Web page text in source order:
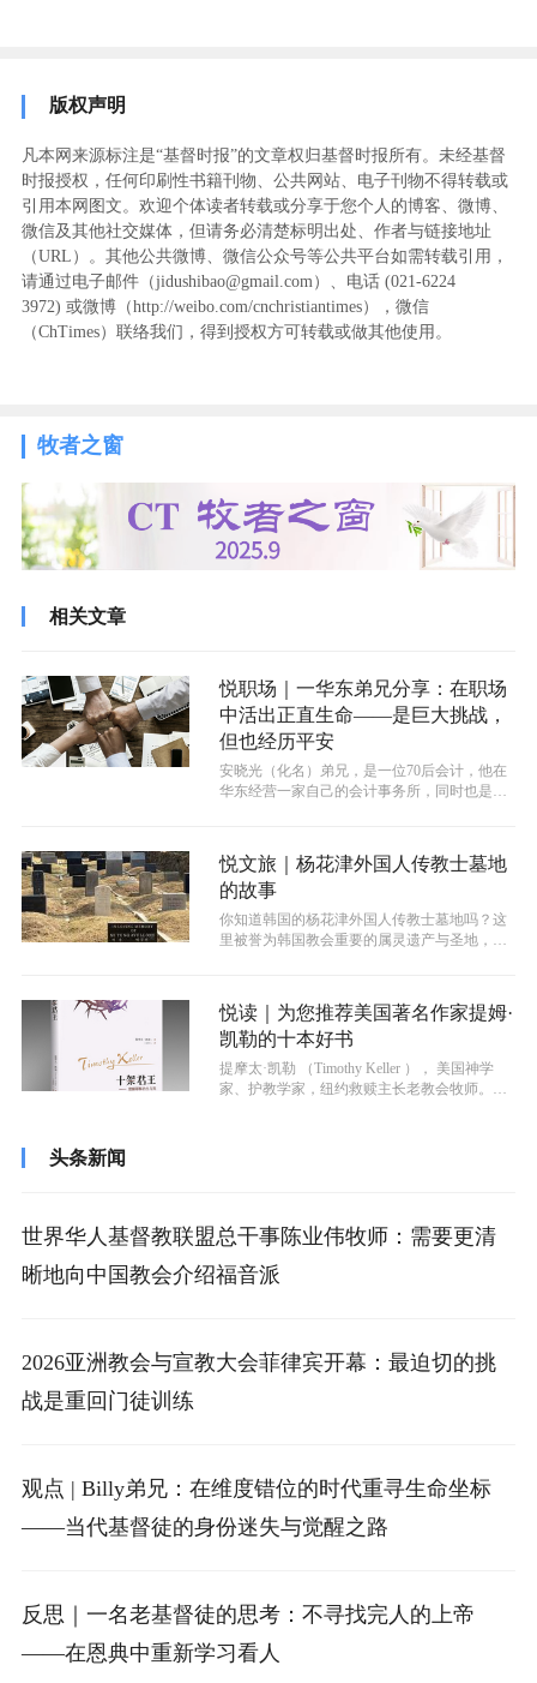
版权声明
凡本网来源标注是“基督时报”的文章权归基督时报所有。未经基督
时报授权，任何印刷性书籍刊物、公共网站、电子刊物不得转载或
引用本网图文。欢迎个体读者转载或分享于您个人的博客、微博、
微信及其他社交媒体，但请务必清楚标明出处、作者与链接地址
（URL）。其他公共微博、微信公众号等公共平台如需转载引用，
请通过电子邮件（jidushibao@gmail.com）、电话 (021-6224
3972) ‬或微博（http://weibo.com/cnchristiantimes），微信
（ChTimes）联络我们，得到授权方可转载或做其他使用。
牧者之窗
相关文章
悦职场｜一华东弟兄分享：在职场
中活出正直生命——是巨大挑战，
但也经历平安
安晓光（化名）弟兄，是一位70后会计，他在
华东经营一家自己的会计事务所，同时也是一
悦文旅｜杨花津外国人传教士墓地
的故事
你知道韩国的杨花津外国人传教士墓地吗？这
里被誉为韩国教会重要的属灵遗产与圣地，每
悦读｜为您推荐美国著名作家提姆·
凯勒的十本好书
提摩太·凯勒 （Timothy Keller ）， 美国神学
家、护教学家，纽约救赎主长老教会牧师。其
头条新闻
世界华人基督教联盟总干事陈业伟牧师：需要更清
晰地向中国教会介绍福音派
2026亚洲教会与宣教大会菲律宾开幕：最迫切的挑
战是重回门徒训练
观点 | Billy弟兄：在维度错位的时代重寻生命坐标
——当代基督徒的身份迷失与觉醒之路
反思｜一名老基督徒的思考：不寻找完人的上帝
——在恩典中重新学习看人